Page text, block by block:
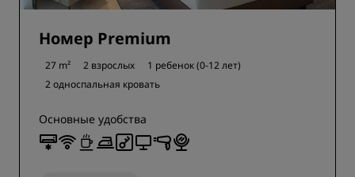
Номер Premium
27 m² 2 взрослых
1 ребенок (0-12 лет)
2 односпальная кровать
Основные удобства